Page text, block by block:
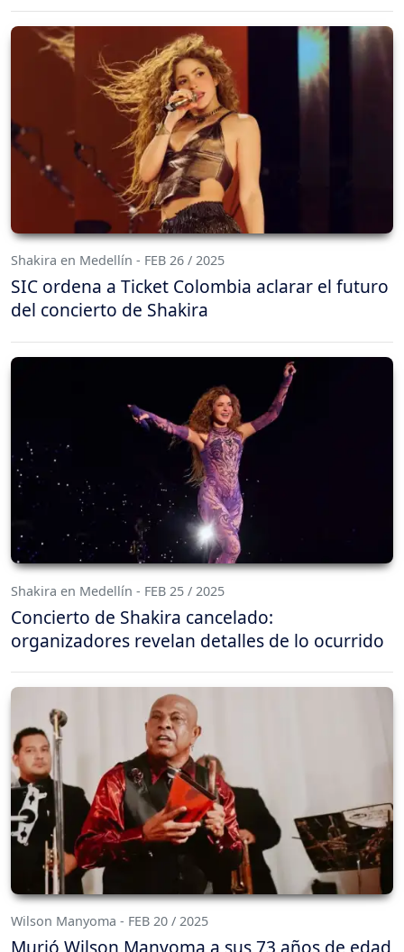
Shakira en Medellín - FEB 26 / 2025
SIC ordena a Ticket Colombia aclarar el futuro
del concierto de Shakira
Shakira en Medellín - FEB 25 / 2025
Concierto de Shakira cancelado:
organizadores revelan detalles de lo ocurrido
Wilson Manyoma - FEB 20 / 2025
Murió Wilson Manyoma a sus 73 años de edad